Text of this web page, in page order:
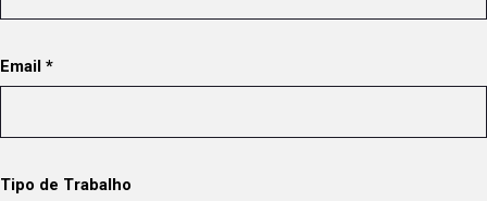
Email *
Tipo de Trabalho